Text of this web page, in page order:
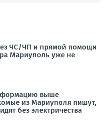
ЧС/ЧП и прямой помощи
Мариуполь уже не
выше
из Мариуполя пишут,
без электричества